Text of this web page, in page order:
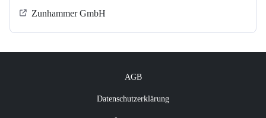
Zunhammer GmbH
AGB
Datenschutzerklärung